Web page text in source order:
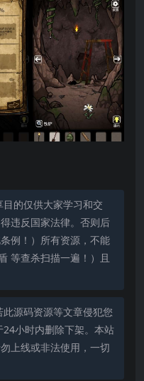
的仅供大家学习和交
违反国家法律。否则后
例！）所有资源，不能
等查杀扫描一遍！）且
源码资源等文章侵犯您
小时内删除下架。本站
上线或非法使用，一切